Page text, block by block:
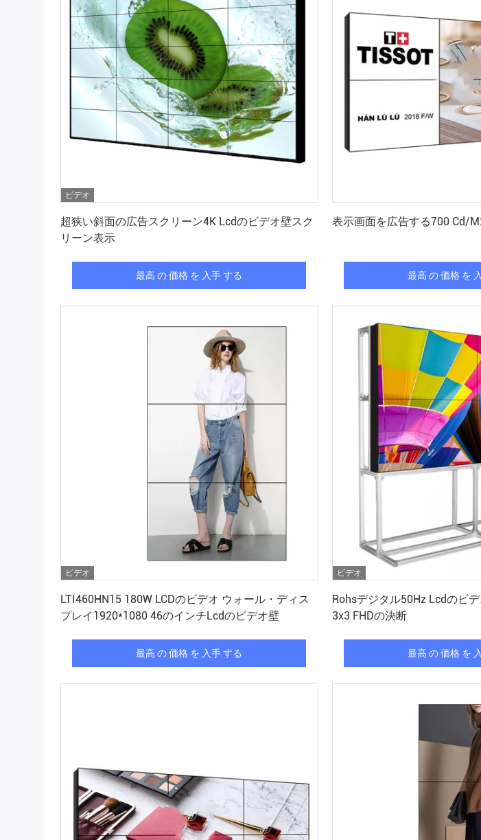
ビデオ
超狭い斜面の広告スクリーン4K Lcdのビデオ壁スク
リーン表示
最高 の 価格 を 入手 する
表示画面を広告する700 Cd/
最高 の 価格 を
ビデオ
LTI460HN15 180W LCDのビデオ ウォール・ディス
プレイ1920*1080 46のインチLcdのビデオ壁
最高 の 価格 を 入手 する
ビデオ
Rohsデジタル50Hz Lcdのビ
3x3 FHDの決断
最高 の 価格 を